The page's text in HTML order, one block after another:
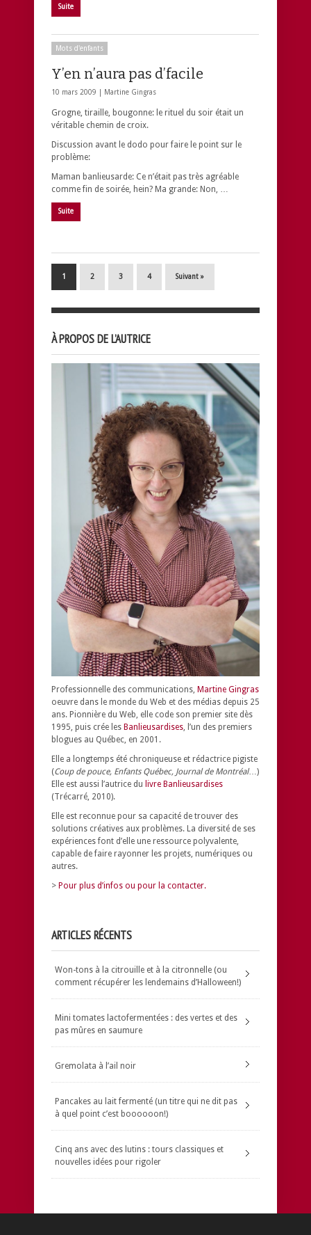
Suite
Mots d'enfants
Y’en n’aura pas d’facile
10 mars 2009 | Martine Gingras
Grogne, tiraille, bougonne: le rituel du soir était un
véritable chemin de croix.
Discussion avant le dodo pour faire le point sur le
problème:
Maman banlieusarde: Ce n’était pas très agréable
comme fin de soirée, hein? Ma grande: Non, …
Suite
1 2 3 4 Suivant »
À PROPOS DE L’AUTRICE
Professionnelle des communications, Martine Gingras
oeuvre dans le monde du Web et des médias depuis 25
ans. Pionnière du Web, elle code son premier site dès
1995, puis crée les Banlieusardises , l’un des premiers
blogues au Québec, en 2001.
Elle a longtemps été chroniqueuse et rédactrice pigiste
(Coup de pouce, Enfants Québec, Journal de Montréal…)
Elle est aussi l’autrice du livre Banlieusardises
(Trécarré, 2010).
Elle est reconnue pour sa capacité de trouver des
solutions créatives aux problèmes. La diversité de ses
expériences font d’elle une ressource polyvalente,
capable de faire rayonner les projets, numériques ou
autres.
> Pour plus d’infos ou pour la contacter.
ARTICLES RÉCENTS
Won-tons à la citrouille et à la citronnelle (ou
comment récupérer les lendemains d’Halloween!)
Mini tomates lactofermentées : des vertes et des
pas mûres en saumure
Gremolata à l’ail noir
Pancakes au lait fermenté (un titre qui ne dit pas
à quel point c’est boooooon!)
Cinq ans avec des lutins : tours classiques et
nouvelles idées pour rigoler